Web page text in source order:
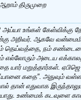
திருமுறை
உங்கள் கேள்விக்கு
அறிவர். ஆகவே
தெய்வத்தை, நம்
எல்லோரும் அடைய
யார் மறுத்தார்கள். ஏபிஜெ
கதை”. அதுவும்
தான் எதுவாக
உண்மைக் கடவுளை